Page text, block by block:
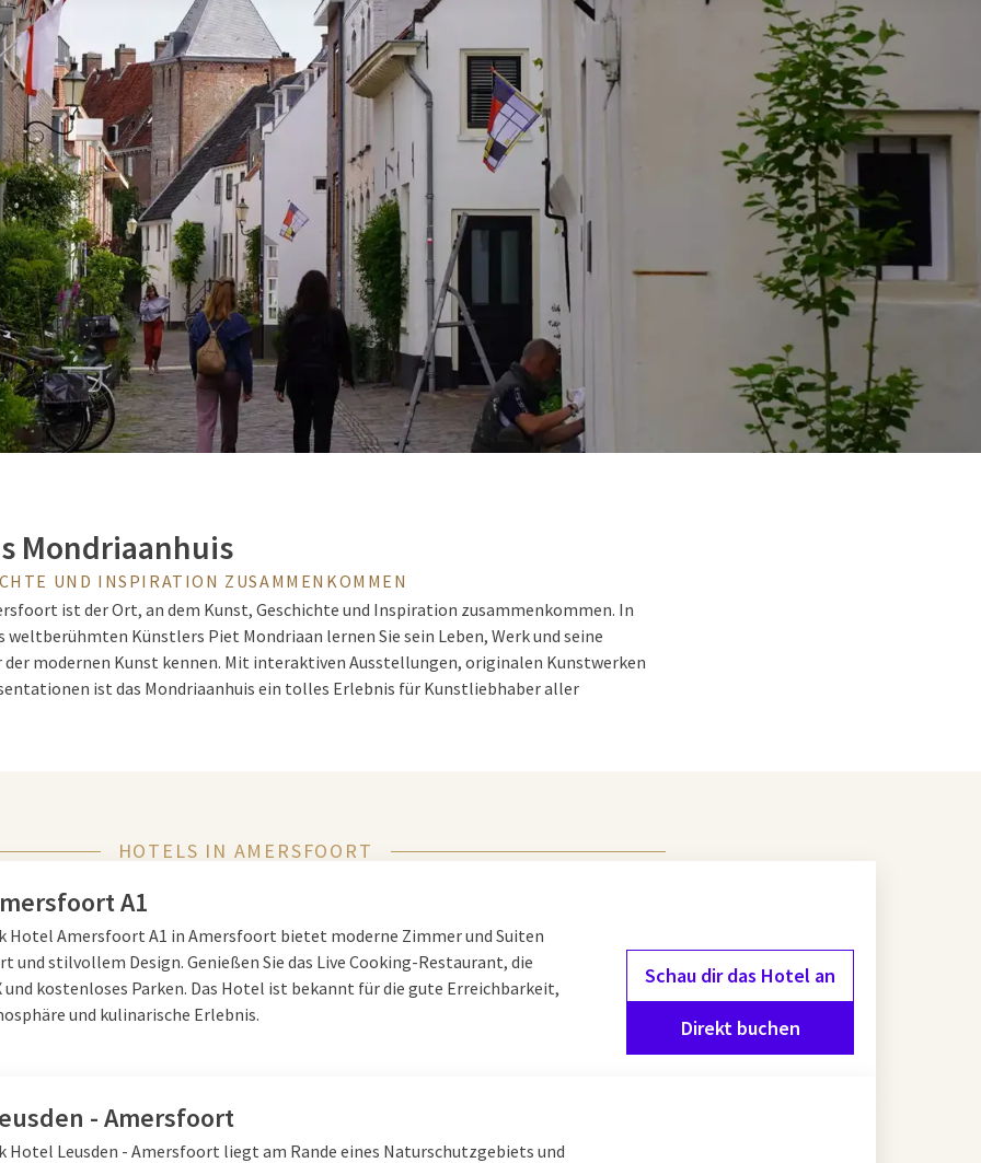
Mondriaanhuis
UND INSPIRATION ZUSAMMENKOMMEN
ist der Ort, an dem Kunst, Geschichte und Inspiration zusammenkommen. In
weltberühmten Künstlers Piet Mondriaan lernen Sie sein Leben, Werk und seine
modernen Kunst kennen. Mit interaktiven Ausstellungen, originalen Kunstwerken
ist das Mondriaanhuis ein tolles Erlebnis für Kunstliebhaber aller
im historischen Zentrum von Amersfoort und bildet einen kulturellen Hotspot in der
Darüber hinaus gibt es wechselnde Ausstellungen zeitgenössischer
Werk inspirieren lassen.
die Geschichte hinter dem Stil von Mondrian
lernen Sie nicht nur über Mondriaans Kunst, sondern auch über sein Leben und
und Amerika. Mit einer 3D-Guckkasten, Filmfragmenten und einer Rekonstruktion
bietet das Museum eine überraschend interaktive Erfahrung.
HOTELS IN AMERSFOORT
A1
Hotel Amersfoort A1 in Amersfoort bietet moderne Zimmer und Suiten
und stilvollem Design. Genießen Sie das Live Cooking-Restaurant, die
und kostenloses Parken. Das Hotel ist bekannt für die gute Erreichbarkeit,
und kulinarische Erlebnis.
Schau dir das Hotel an
Direkt buchen
- Amersfoort
Hotel Leusden - Amersfoort liegt am Rande eines Naturschutzgebiets und